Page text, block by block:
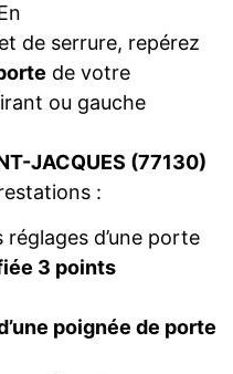
de serrure, repérez
de votre
ou gauche
JACQUES (77130)
:
d’une porte
3 points
poignée de porte